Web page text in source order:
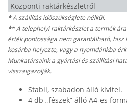
Központi raktárkészletről
* A szállítás időszükséglete nélkül.
** A telephelyi raktárkészlet a termék
érték pontossága nem garantálható, hisz
kosárba helyezte, vagy a nyomdánkba
Munkatársaink a gyártási és szállítási
visszaigazolják.
Stabil, szabadon álló kivitel.
4 db „fészek” álló A4-es